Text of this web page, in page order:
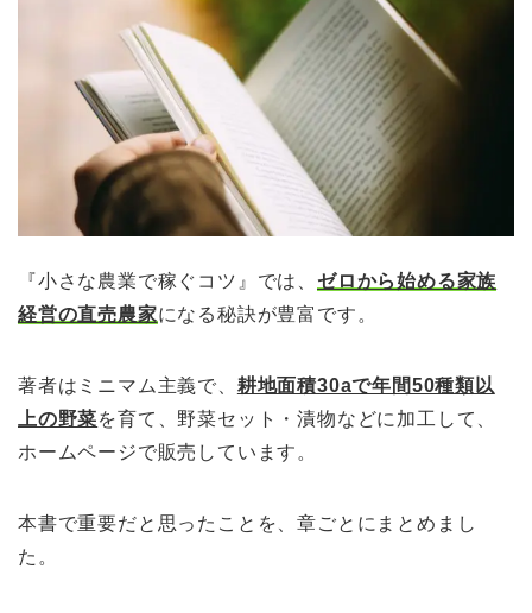
『小さな農業で稼ぐコツ』では、 ゼロから始める家族
経営の直売農家になる秘訣が豊富です。
著者はミニマム主義で、 耕地面積30aで年間50種類以
上の野菜を育て、野菜セット・漬物などに加工して、
ホームページで販売しています。
本書で重要だと思ったことを、章ごとにまとめまし
た。